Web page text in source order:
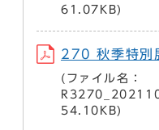
61.07KB)
270 秋季特別
(ファイル名：
54.10KB)